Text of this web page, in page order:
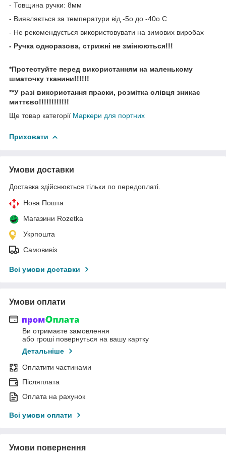
- Товщина ручки: 8мм
- Виявляється за температури від -5о до -40о C
- Не рекомендується використовувати на зимових виробах
- Ручка одноразова, стрижні не змінюються!!!
*Протестуйте перед використанням на маленькому
шматочку тканини!!!!!!
**У разі використання праски, розмітка олівця зникає
миттєво!!!!!!!!!!!!
Ще товар категорії Маркери для портних
Приховати
Умови доставки
Доставка здійснюється тільки по передоплаті.
Нова Пошта
Магазини Rozetka
Укрпошта
Самовивіз
Всі умови доставки
Умови оплати
Ви отримаєте замовлення
або гроші повернуться на вашу картку
Детальніше
Оплатити частинами
Післяплата
Оплата на рахунок
Всі умови оплати
Умови повернення